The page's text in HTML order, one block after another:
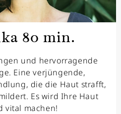
80 min.
und hervorragende
Eine verjüngende,
die die Haut strafft,
Es wird Ihre Haut
vital machen!